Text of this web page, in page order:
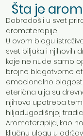
Šta je
Dobrodošli u svet
aromaterapije!
U ovom blogu
svet biljaka i njihovih
koje ne nude samo
brojne blagotvorne
emocionalno
eterična ulja su
njihova upotreba
hiljadugodišnjoj
Aromaterapija, kao
ključnu ulogu u